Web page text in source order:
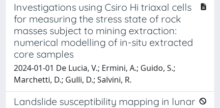
Investigations using Csiro Hi triaxal cells
for measuring the stress state of rock
masses subject to mining extraction:
numerical modelling of in-situ extracted
core samples
2024-01-01 De Lucia, V.; Ermini, A.; Guido, S.;
Marchetti, D.; Gulli, D.; Salvini, R.
Landslide susceptibility mapping in lunar